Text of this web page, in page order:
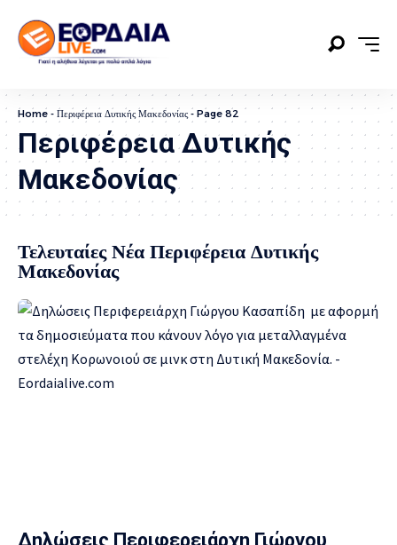
Home - Περιφέρεια Δυτικής Μακεδονίας - Page 82
Περιφέρεια Δυτικής
Μακεδονίας
Τελευταίες Νέα Περιφέρεια Δυτικής
Μακεδονίας
Δηλώσεις Περιφερειάρχη Γιώργου